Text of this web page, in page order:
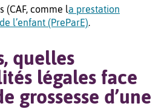
(CAF, comme la prestation
l’enfant (PreParE).
quelles
légales face
grossesse d’une